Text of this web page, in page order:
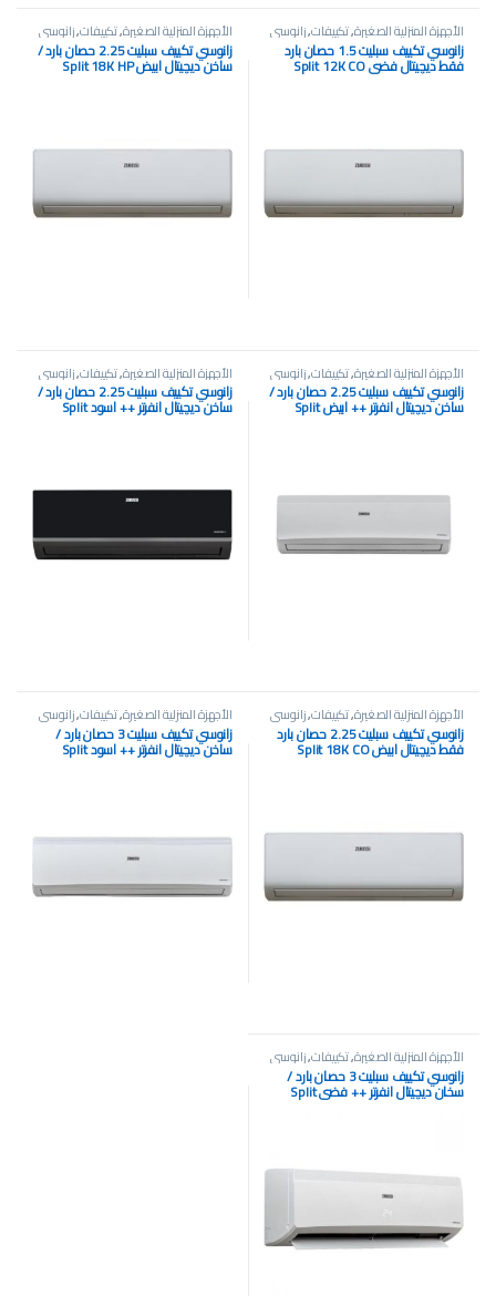
الأجهزة المنزلية الصغيرة,تكييفات,زانوسي
زانوسي تكييف سبليت 1.5 حصان بارد
فقط ديچيتال فضي Split 12K CO
الأجهزة المنزلية الصغيرة,تكييفات,زانوسي
زانوسي تكييف سبليت 2.25 حصان بارد /
ساخن ديچيتال ابيض Split 18K HP
الأجهزة المنزلية الصغيرة,تكييفات,زانوسي
زانوسي تكييف سبليت 2.25 حصان بارد /
ساخن ديچيتال انفرتر ++ ابيض Split
Inverter++ 18K BTU
الأجهزة المنزلية الصغيرة,تكييفات,زانوسي
زانوسي تكييف سبليت 2.25 حصان بارد /
ساخن ديچيتال انفرتر ++ اسود Split
Inverter++ 18K BTU
الأجهزة المنزلية الصغيرة,تكييفات,زانوسي
زانوسي تكييف سبليت 2.25 حصان بارد
فقط ديچيتال ابيض Split 18K CO
الأجهزة المنزلية الصغيرة,تكييفات,زانوسي
زانوسي تكييف سبليت 3 حصان بارد /
ساخن ديچيتال انفرتر ++ اسود Split
Inverter++ 24K BTU
الأجهزة المنزلية الصغيرة,تكييفات,زانوسي
زانوسي تكييف سبليت 3 حصان بارد /
سخان ديچيتال انفرتر ++ فضي Split
Inverter++ 24K BTU